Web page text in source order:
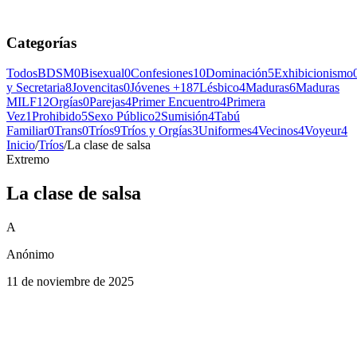
Categorías
TodosBDSM0Bisexual0Confesiones10Dominación5Exhibicionismo
y Secretaria8Jovencitas0Jóvenes +187Lésbico4Maduras6Maduras
MILF12Orgías0Parejas4Primer Encuentro4Primera
Vez1Prohibido5Sexo Público2Sumisión4Tabú
Familiar0Trans0Tríos9Tríos y Orgías3Uniformes4Vecinos4Voyeur4
Inicio/Tríos/La clase de salsa
Extremo
La clase de salsa
A
Anónimo
11 de noviembre de 2025